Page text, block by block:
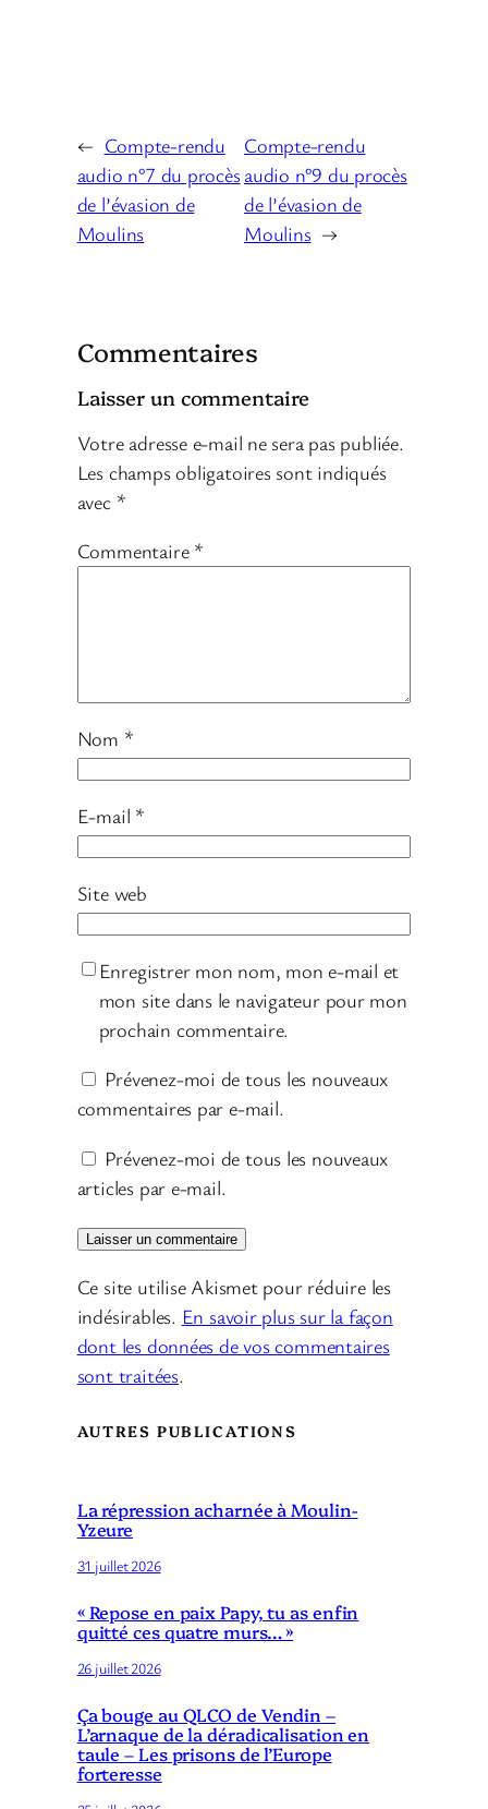
← Compte-rendu
audio n°7 du procès
de l’évasion de
Moulins
Compte-rendu
audio n°9 du procès
de l’évasion de
Moulins →
Commentaires
Laisser un commentaire
Votre adresse e-mail ne sera pas publiée.
Les champs obligatoires sont indiqués
avec *
Commentaire *
Nom *
E-mail *
Site web
Enregistrer mon nom, mon e-mail et
mon site dans le navigateur pour mon
prochain commentaire.
Prévenez-moi de tous les nouveaux
commentaires par e-mail.
Prévenez-moi de tous les nouveaux
articles par e-mail.
Ce site utilise Akismet pour réduire les
indésirables. En savoir plus sur la façon
dont les données de vos commentaires
sont traitées.
AUTRES PUBLICATIONS
La répression acharnée à Moulin-
Yzeure
31 juillet 2026
« Repose en paix Papy, tu as enfin
quitté ces quatre murs… »
26 juillet 2026
Ça bouge au QLCO de Vendin –
L’arnaque de la déradicalisation en
taule – Les prisons de l’Europe
forteresse